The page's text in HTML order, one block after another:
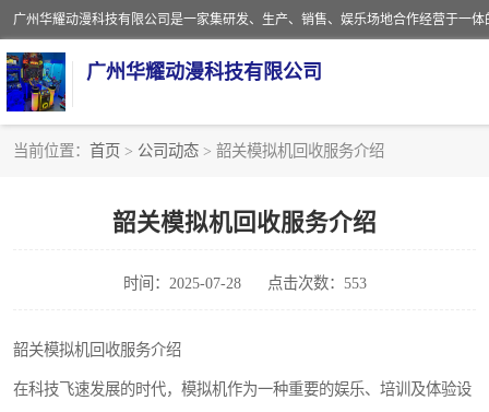
广州华耀动漫科技有限公司
当前位置： 首页 > 公司动态 > 韶关模拟机回收服务介绍
韶关模拟机回收服务介绍
时间：2025-07-28 点击次数：553
韶关模拟机回收服务介绍
在科技飞速发展的时代，模拟机作为一种重要的娱乐、培训及体验设
游戏厅回收